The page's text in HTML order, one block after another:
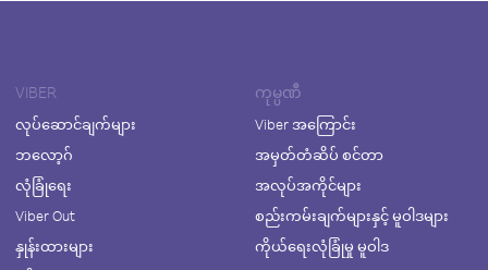
VIBER
လုပ်ဆောင်ချက်များ
ဘလော့ဂ်
လုံခြုံရေး
Viber Out
နှုန်းထားများ
ကုမ္ပဏီ
Viber အကြောင်း
အမှတ်တံဆိပ် စင်တာ
အလုပ်အကိုင်များ
စည်းကမ်းချက်များနှင့် မူဝါဒများ
ကိုယ်ရေးလုံခြုံမှု မူဝါဒ